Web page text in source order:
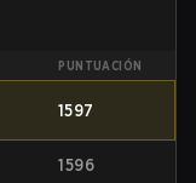
PUNTUACIÓN
1597
1596